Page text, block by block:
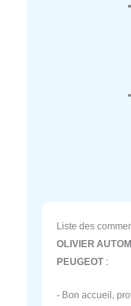
Liste des
OLIVIER
PEUGEOT :
- Bon accueil,